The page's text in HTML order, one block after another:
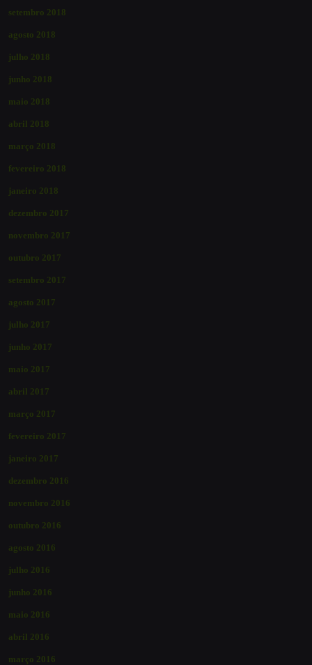
setembro 2018
agosto 2018
julho 2018
junho 2018
maio 2018
abril 2018
março 2018
fevereiro 2018
janeiro 2018
dezembro 2017
novembro 2017
outubro 2017
setembro 2017
agosto 2017
julho 2017
junho 2017
maio 2017
abril 2017
março 2017
fevereiro 2017
janeiro 2017
dezembro 2016
novembro 2016
outubro 2016
agosto 2016
julho 2016
junho 2016
maio 2016
abril 2016
março 2016